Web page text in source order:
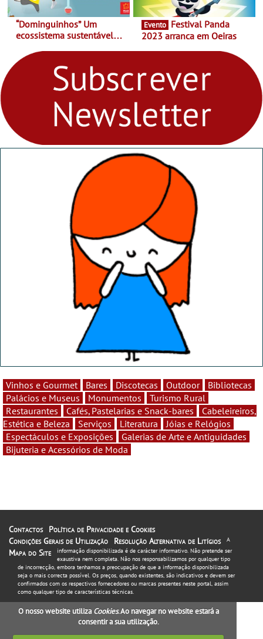
“Dominguinhos” Um
ecossistema sustentável
fores - Atelier de Educação
Ambiental nos
“Dominguinhos” de 23 de
Evento
2023 arranca em Oeiras
Vinhos e Gourmet Bares Discotecas Outdoor
Bibliotecas
Palácios e Museus
Monumentos
Turismo Rural
Restaurantes
Cafés, Pastelarias e Snack-bares
Cabeleireiros,
Estética e Beleza
Serviços Literatura
Jóias e Relógios
Espectáculos e Exposições
Galerias de Arte e Antiguidades
Bijuteria e Acessórios de Moda
Contactos
Política de Privacidade e Cookies
Condições Gerais de Utilização
Resolução Alternativa de Litígios
Mapa do Site
A
informação disponibilizada é de carácter informativo. Não pretende ser
exaustiva nem completa. Não nos responsabilizamos por qualquer tipo
de incorrecção, embora tenhamos a preocupação de que a informação disponibilizada
seja o mais correcta possível. Os preços, quando existentes, são indicativos e devem ser
confirmados com os respectivos fornecedores ou marcas presentes neste portal, assim
como qualquer tipo de características técnicas.
O nosso website utiliza Cookies. Ao navegar no website estará a
consentir a sua utilização.